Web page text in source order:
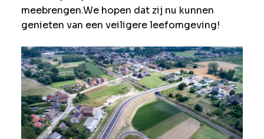
meebrengen.We hopen dat zij nu kunnen
genieten van een veiligere leefomgeving!